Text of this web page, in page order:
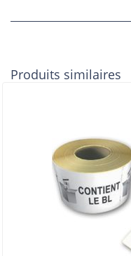
Produits similaires